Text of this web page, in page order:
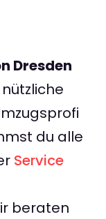
Dresden
du alle
Service
beraten